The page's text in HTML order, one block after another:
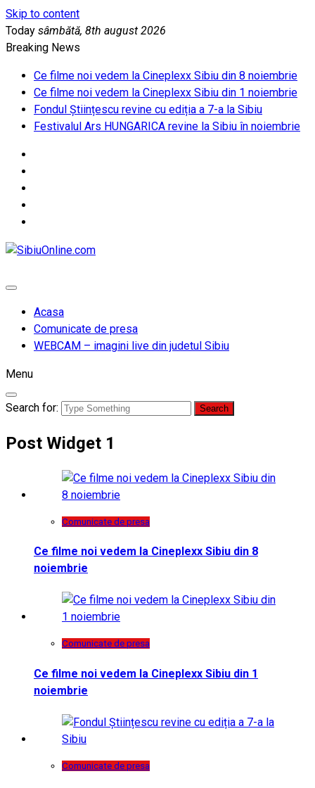
Skip to content
Today sâmbătă, 8th august 2026
Breaking News
Ce filme noi vedem la Cineplexx Sibiu din 8 noiembrie
Ce filme noi vedem la Cineplexx Sibiu din 1 noiembrie
Fondul Științescu revine cu ediția a 7-a la Sibiu
Festivalul Ars HUNGARICA revine la Sibiu în noiembrie
Acasa
Comunicate de presa
WEBCAM – imagini live din judetul Sibiu
Menu
Search for:
Post Widget 1
Comunicate de presa
Ce filme noi vedem la Cineplexx Sibiu din 8
noiembrie
Comunicate de presa
Ce filme noi vedem la Cineplexx Sibiu din 1
noiembrie
Comunicate de presa